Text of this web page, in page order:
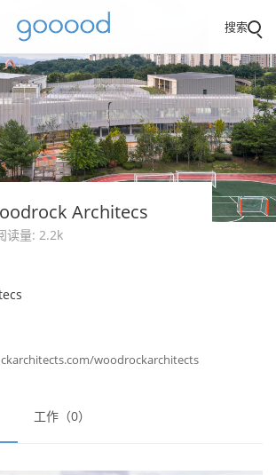
搜索
工作（0）
Architecs
读量: 2.2k
woodrockarchitects